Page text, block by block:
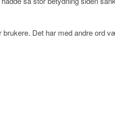
brukere. Det har med andre ord